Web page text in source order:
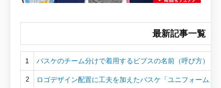
最新記事一覧
1 バスケのチーム分けで着用するビブスの名前（呼び方）
2 ロゴデザイン配置に工夫を加えたバスケ「ユニフォーム」